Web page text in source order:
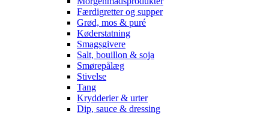
Færdigretter og supper
Grød, mos & puré
Køderstatning
Smagsgivere
Salt, bouillon & soja
Smørepålæg
Stivelse
Tang
Krydderier & urter
Dip, sauce & dressing